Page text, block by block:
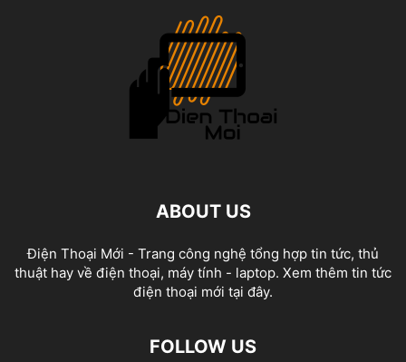
ABOUT US
Điện Thoại Mới - Trang công nghệ tổng hợp tin tức, thủ
thuật hay về điện thoại, máy tính - laptop. Xem thêm tin tức
điện thoại mới tại đây.
FOLLOW US